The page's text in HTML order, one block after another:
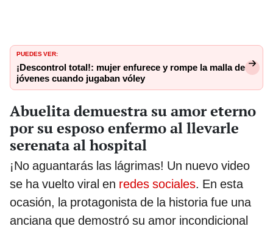
PUEDES VER:
¡Descontrol total!: mujer enfurece y rompe la malla de
jóvenes cuando jugaban vóley
Abuelita demuestra su amor eterno
por su esposo enfermo al llevarle
serenata al hospital
¡No aguantarás las lágrimas! Un nuevo video
se ha vuelto viral en redes sociales. En esta
ocasión, la protagonista de la historia fue una
anciana que demostró su amor incondicional